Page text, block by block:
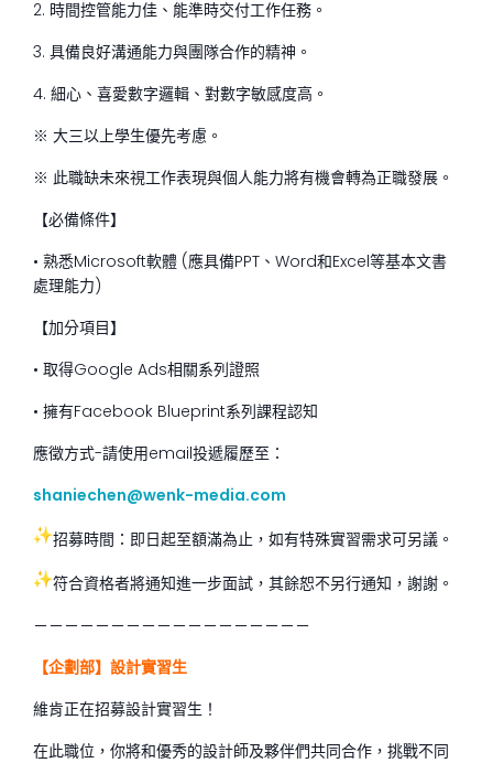
2. 時間控管能力佳、能準時交付工作任務。
3. 具備良好溝通能力與團隊合作的精神。
4. 細心、喜愛數字邏輯、對數字敏感度高。
※ 大三以上學生優先考慮。
※ 此職缺未來視工作表現與個人能力將有機會轉為正職發展。
【必備條件】
• 熟悉Microsoft軟體 (應具備PPT、Word和Excel等基本文書
處理能力)
【加分項目】
• 取得Google Ads相關系列證照
• 擁有Facebook Blueprint系列課程認知
應徵方式-請使用email投遞履歷至：
shaniechen@wenk-media.com
招募時間：即日起至額滿為止，如有特殊實習需求可另議。
符合資格者將通知進一步面試，其餘恕不另行通知，謝謝。
－－－－－－－－－－－－－－－－－－
【企劃部】設計實習生
維肯正在招募設計實習生！
在此職位，你將和優秀的設計師及夥伴們共同合作，挑戰不同